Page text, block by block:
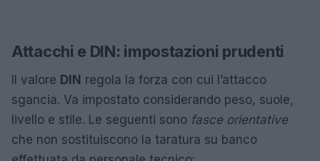
Attacchi e DIN: impostazioni prudenti
Il valore DIN regola la forza con cui l’attacco
sgancia. Va impostato considerando peso, suole,
livello e stile. Le seguenti sono fasce orientative
che non sostituiscono la taratura su banco